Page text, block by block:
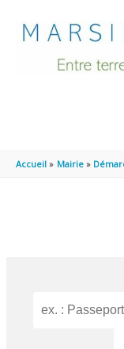
Accueil Mairie